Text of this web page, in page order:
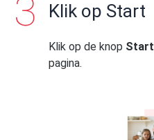
Klik op Start
Klik op de knop Start
pagina.